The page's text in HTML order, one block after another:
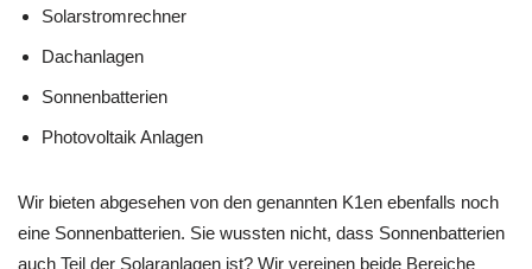
Solarstromrechner
Dachanlagen
Sonnenbatterien
Photovoltaik Anlagen
Wir bieten abgesehen von den genannten K1en ebenfalls noch
eine Sonnenbatterien. Sie wussten nicht, dass Sonnenbatterien
auch Teil der Solaranlagen ist? Wir vereinen beide Bereiche